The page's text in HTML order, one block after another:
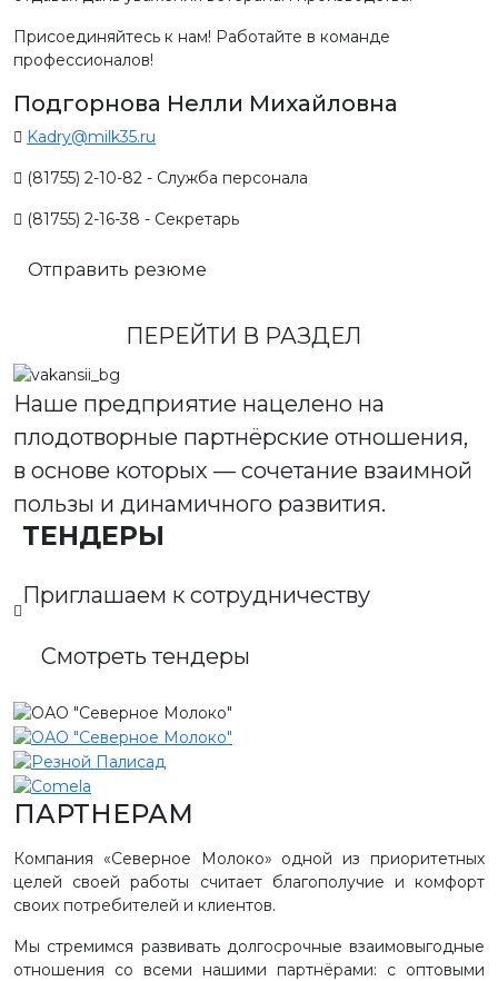
Присоединяйтесь к нам! Работайте в команде
профессионалов!
Подгорнова Нелли Михайловна
Kadry@milk35.ru
(81755) 2-10-82 - Служба персонала
(81755) 2-16-38 - Секретарь
Отправить резюме
ПЕРЕЙТИ В РАЗДЕЛ
Наше предприятие нацелено на
плодотворные партнёрские отношения,
в основе которых — сочетание взаимной
пользы и динамичного развития.
ТЕНДЕРЫ
Приглашаем к сотрудничеству
Смотреть тендеры
ПАРТНЕРАМ
Компания «Северное Молоко» одной из приоритетных
целей своей работы считает благополучие и комфорт
своих потребителей и клиентов.
Мы стремимся развивать долгосрочные взаимовыгодные
отношения со всеми нашими партнёрами: с оптовыми